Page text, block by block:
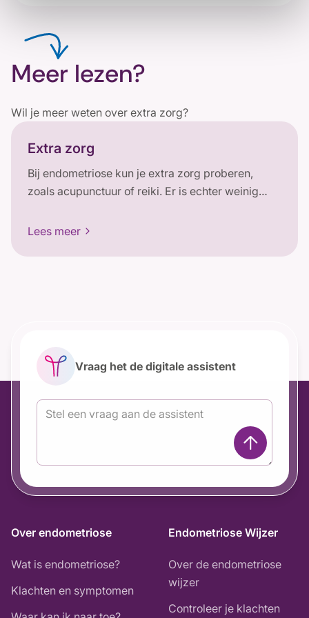
Meer lezen?
Wil je meer weten over extra zorg?
Extra zorg
Bij endometriose kun je extra zorg proberen,
zoals acupunctuur of reiki. Er is echter weinig
Lees meer chevron_forward
Vraag het de digitale assistent
Over endometriose
Wat is endometriose?
Klachten en symptomen
Endometriose Wijzer
Over de endometriose
wijzer
Controleer je klachten